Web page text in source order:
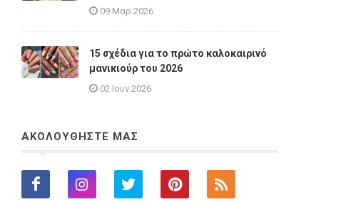
09 Μαρ 2026
15 σχέδια για το πρώτο καλοκαιρινό
μανικιούρ του 2026
02 Ιουν 2026
ΑΚΟΛΟΥΘΗΣΤΕ ΜΑΣ